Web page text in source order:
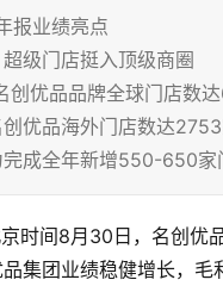
报业绩亮点
级门店挺入顶级商圈
优品品牌全球门店数
优品海外门店数达
成全年新增550-650家
时间8月30日，名创优
集团业绩稳健增长，